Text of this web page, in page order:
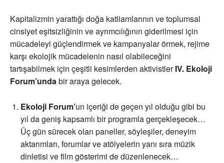
Kapitalizmin yarattığı doğa katliamlarının ve toplumsal
cinsiyet eşitsizliğinin ve ayrımcılığının giderilmesi için
mücadeleyi güçlendirmek ve kampanyalar örmek, rejime
karşı ekolojik mücadelenin nasıl olabileceğini
tartışabilmek için çeşitli kesimlerden aktivistlerIV. Ekoloji
Forum’undabir araya gelecek.
Ekoloji Forum’un içeriği de geçen yıl olduğu gibi bu
yıl da geniş kapsamlı bir programla gerçekleşecek…
Üç gün sürecek olan paneller, söyleşiler, deneyim
aktarımları, forumlar ve atölyelerin yanı sıra müzik
dinletisi ve film gösterimi de düzenlenecek…